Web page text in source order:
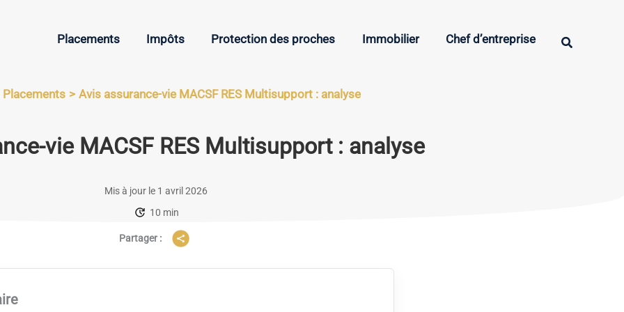
Placements Impôts Protection des proches Immobilier Chef d’entreprise Rechercher
Placements Avis assurance-vie MACSF RES Multisupport : analyse
vie MACSF RES Multisupport : analyse
Mis à jour le 1 avril 2026
10 min
Partager :